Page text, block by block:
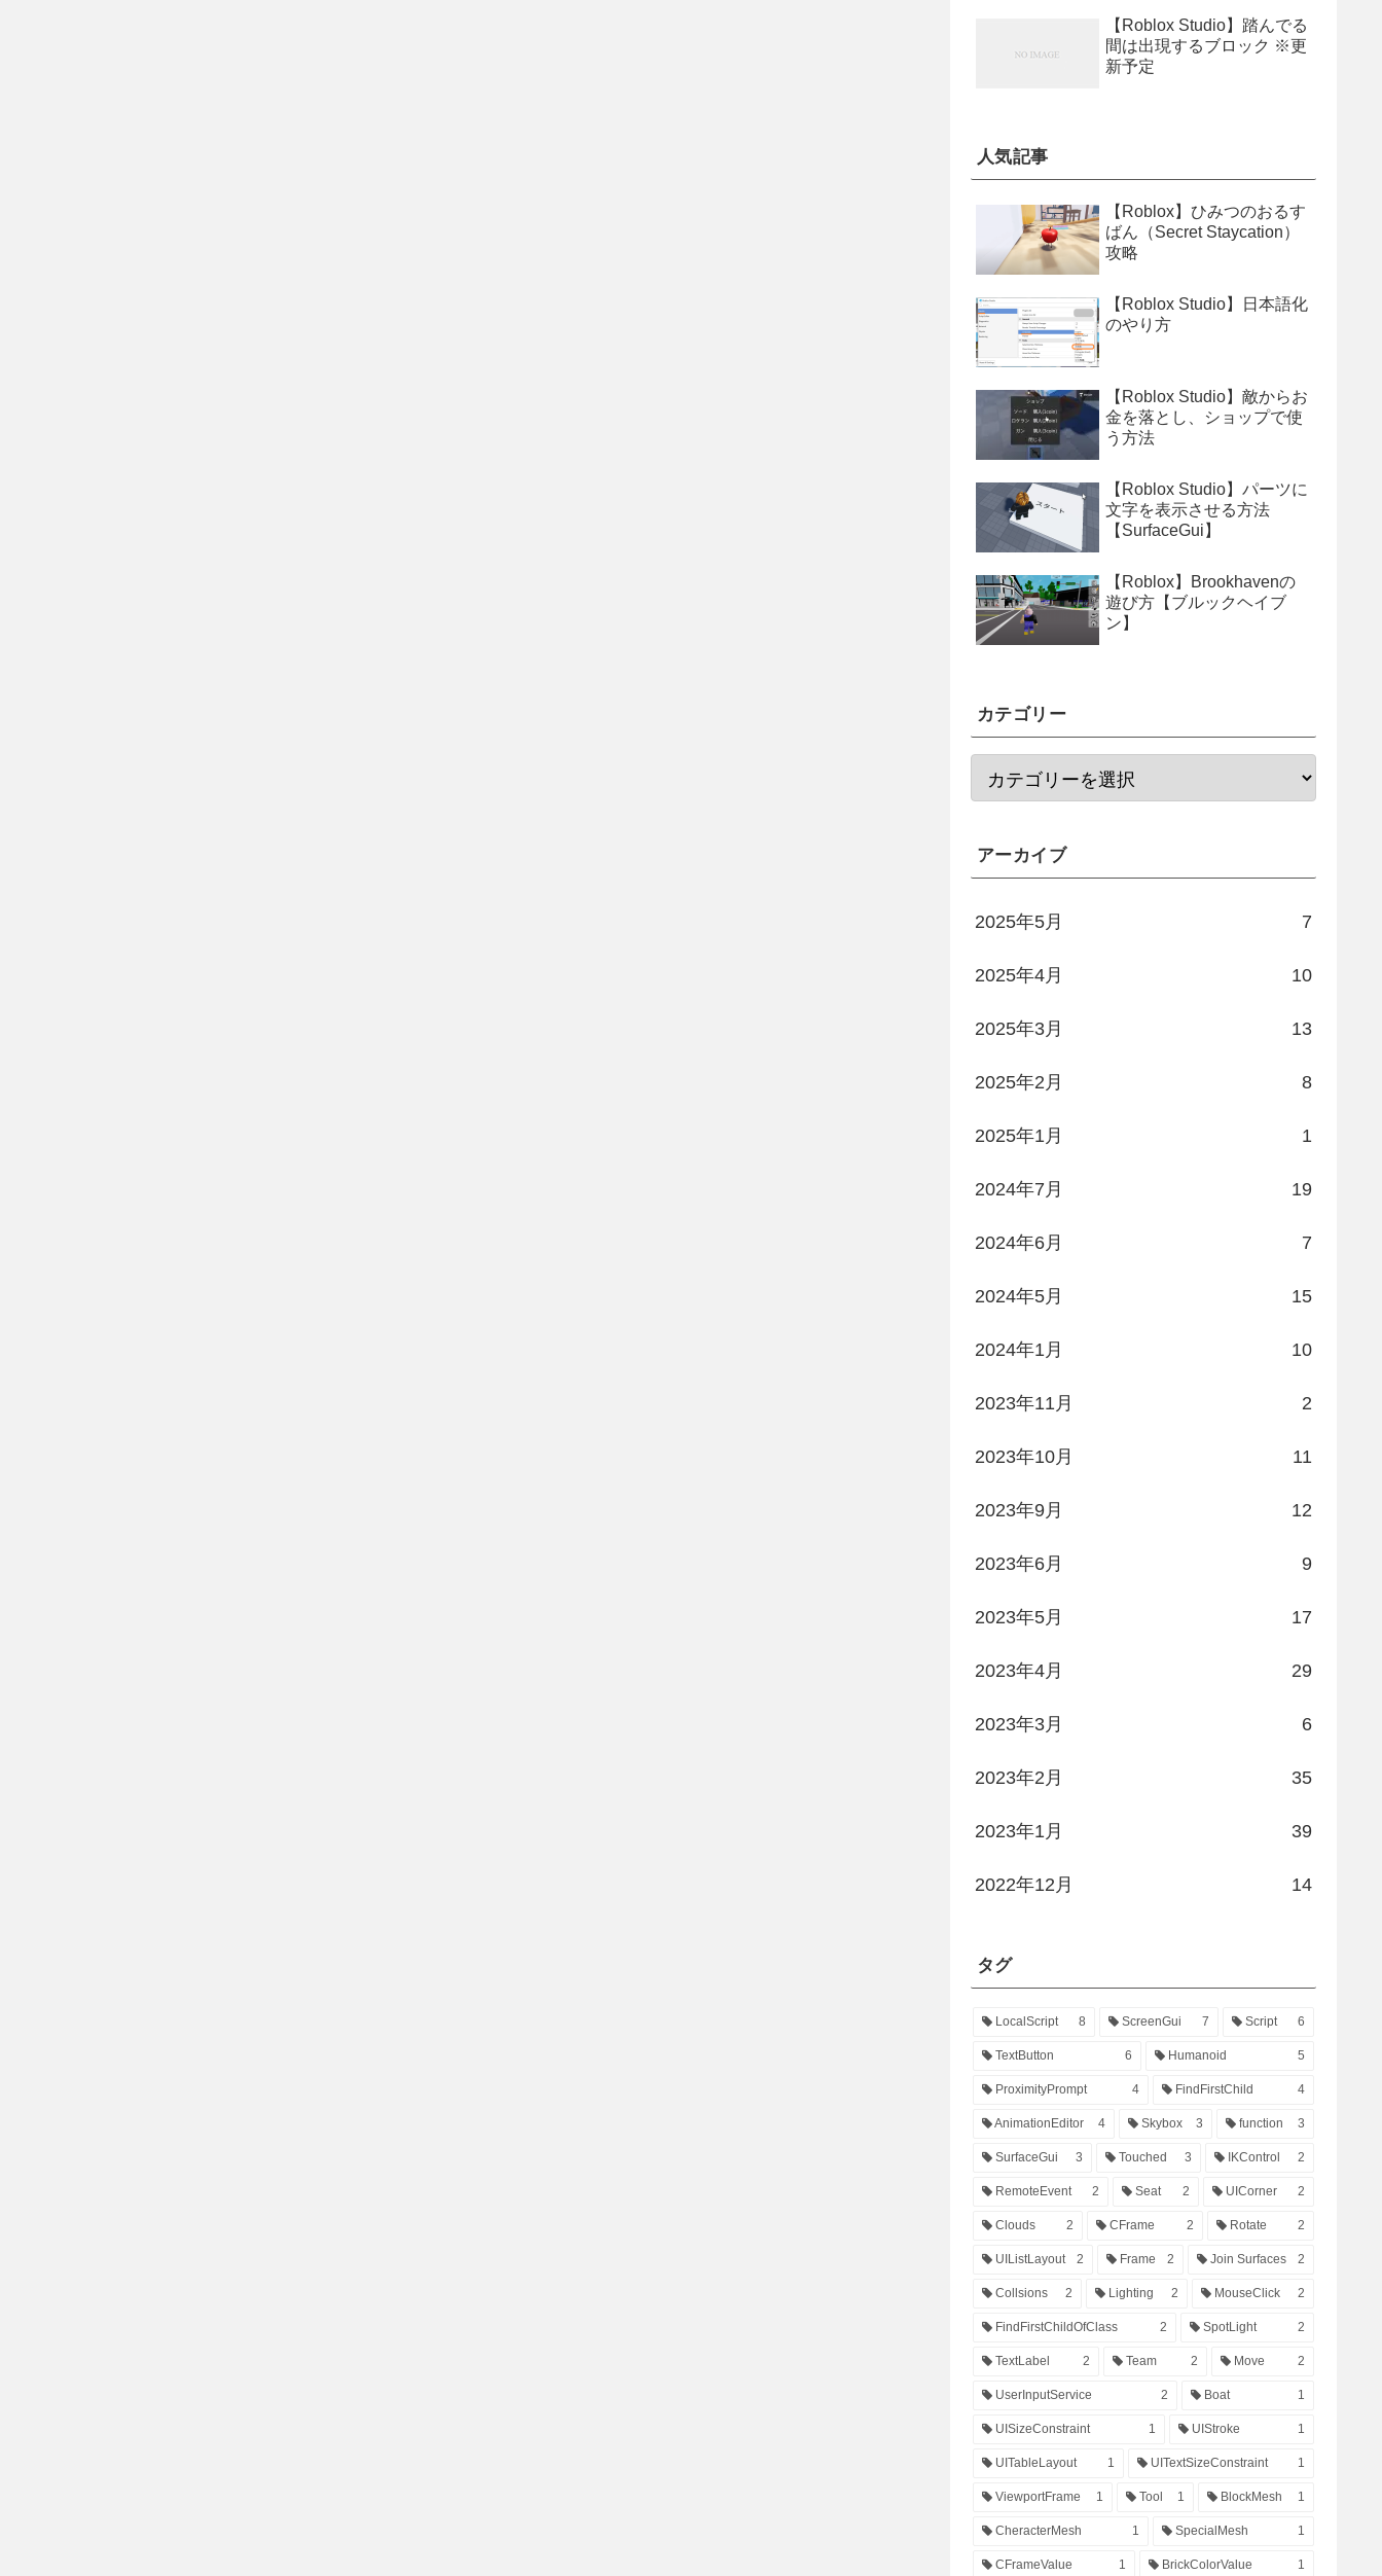
【Roblox Studio】踏んでる
間は出現するブロック ※更
新予定
人気記事
【Roblox】ひみつのおるす
ばん（Secret Staycation）
攻略
【Roblox Studio】日本語化
のやり方
【Roblox Studio】敵からお
金を落とし、ショップで使
う方法
【Roblox Studio】パーツに
文字を表示させる方法
【SurfaceGui】
【Roblox】Brookhavenの
遊び方【ブルックヘイブ
ン】
カテゴリー
アーカイブ
2025年5月 7
2025年4月 10
2025年3月 13
2025年2月 8
2025年1月 1
2024年7月 19
2024年6月 7
2024年5月 15
2024年1月 10
2023年11月 2
2023年10月 11
2023年9月 12
2023年6月 9
2023年5月 17
2023年4月 29
2023年3月 6
2023年2月 35
2023年1月 39
2022年12月 14
タグ
LocalScript 8 ScreenGui 7 Script 6
TextButton 6 Humanoid 5
ProximityPrompt 4 FindFirstChild 4
AnimationEditor 4 Skybox 3 function 3
SurfaceGui 3 Touched 3 IKControl 2
RemoteEvent 2 Seat 2 UICorner 2
Clouds 2 CFrame 2 Rotate 2
UIListLayout 2 Frame 2 Join Surfaces 2
Collsions 2 Lighting 2 MouseClick 2
FindFirstChildOfClass 2 SpotLight 2
TextLabel 2 Team 2 Move 2
UserInputService 2 Boat 1
UISizeConstraint 1 UIStroke 1
UITableLayout 1 UITextSizeConstraint 1
ViewportFrame 1 Tool 1 BlockMesh 1
CheracterMesh 1 SpecialMesh 1
CFrameValue 1 BrickColorValue 1